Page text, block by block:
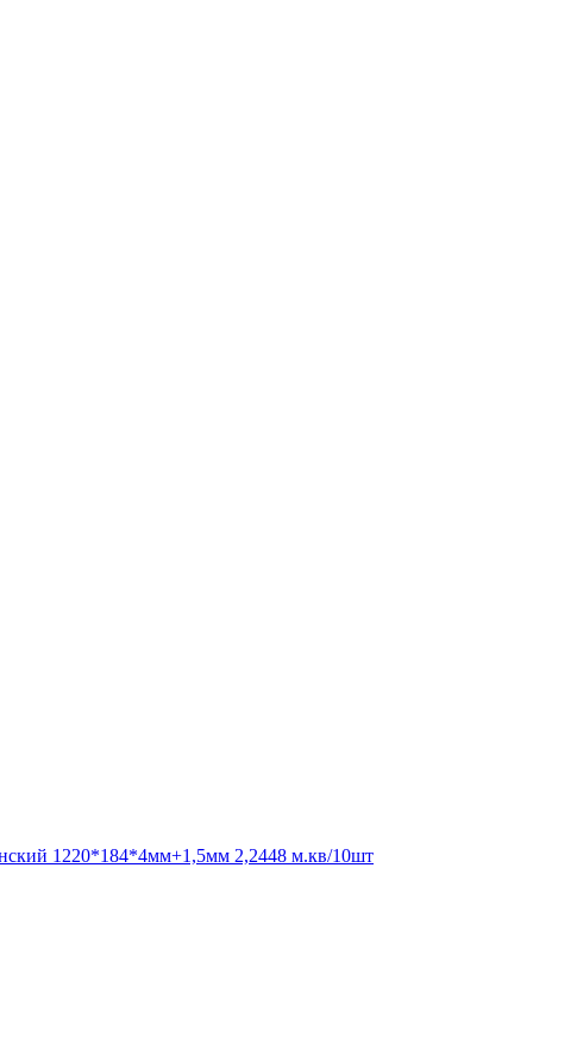
1220*184*4мм+1,5мм 2,2448 м.кв/10шт